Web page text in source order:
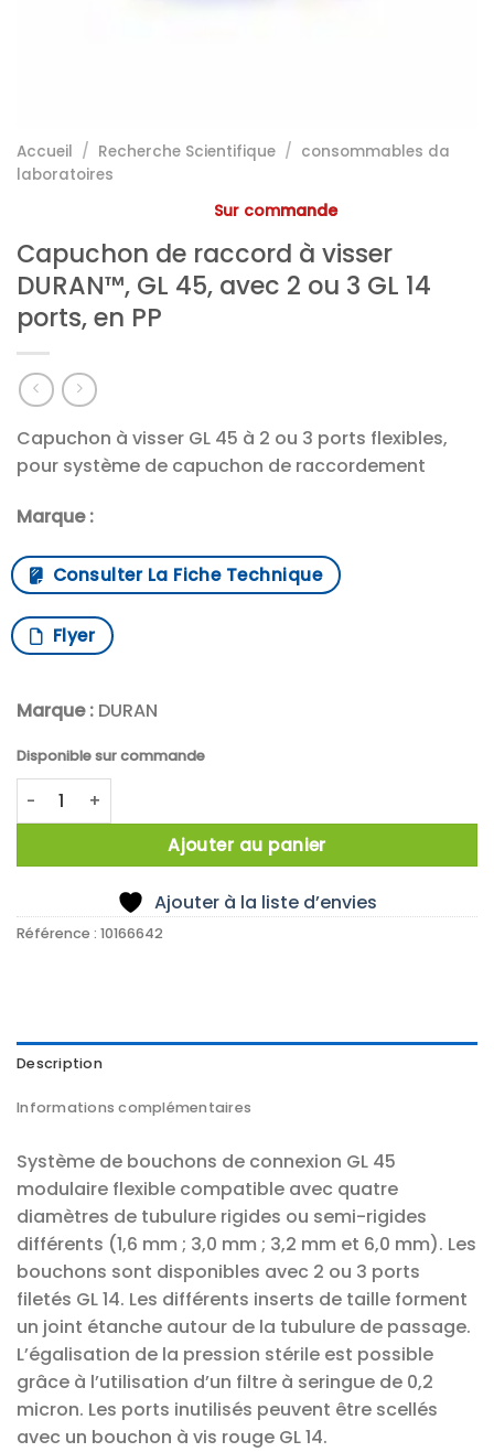
Accueil / Recherche Scientifique / consommables da
laboratoires
Sur commande
Capuchon de raccord à visser
DURAN™, GL 45, avec 2 ou 3 GL 14
ports, en PP
Capuchon à visser GL 45 à 2 ou 3 ports flexibles,
pour système de capuchon de raccordement
Marque :
Consulter La Fiche Technique
Flyer
Marque : DURAN
Disponible sur commande
quantité de Capuchon de raccord à visser DURAN™, GL
Ajouter au panier
Ajouter à la liste d’envies
Référence : 10166642
Description
Informations complémentaires
Système de bouchons de connexion GL 45
modulaire flexible compatible avec quatre
diamètres de tubulure rigides ou semi-rigides
différents (1,6 mm ; 3,0 mm ; 3,2 mm et 6,0 mm). Les
bouchons sont disponibles avec 2 ou 3 ports
filetés GL 14. Les différents inserts de taille forment
un joint étanche autour de la tubulure de passage.
L’égalisation de la pression stérile est possible
grâce à l’utilisation d’un filtre à seringue de 0,2
micron. Les ports inutilisés peuvent être scellés
avec un bouchon à vis rouge GL 14.